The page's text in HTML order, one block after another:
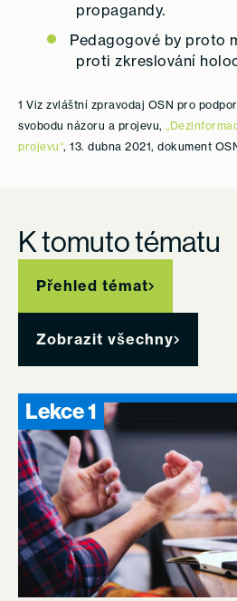
propagandy.
Pedagogové by proto
proti zkreslování
1 Viz zvláštní zpravodaj OSN pro
svobodu názoru a projevu,
projevu“, 13. dubna 2021, dokument
K tomuto tématu
Přehled témat
Zobrazit všechny
Lekce 1